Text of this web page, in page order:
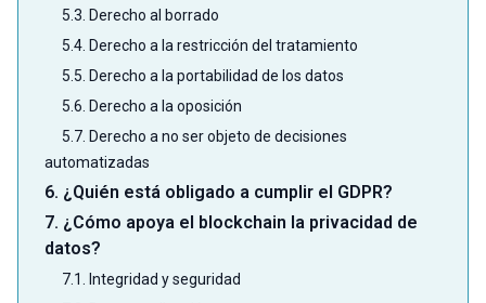
5.3. Derecho al borrado
5.4. Derecho a la restricción del tratamiento
5.5. Derecho a la portabilidad de los datos
5.6. Derecho a la oposición
5.7. Derecho a no ser objeto de decisiones
automatizadas
6. ¿Quién está obligado a cumplir el GDPR?
7. ¿Cómo apoya el blockchain la privacidad de
datos?
7.1. Integridad y seguridad